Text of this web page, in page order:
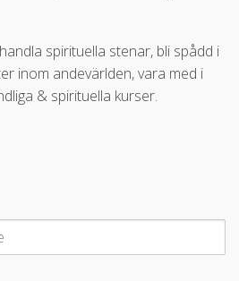
spirituella stenar, bli spådd i
inom andevärlden, vara med i
& spirituella kurser.